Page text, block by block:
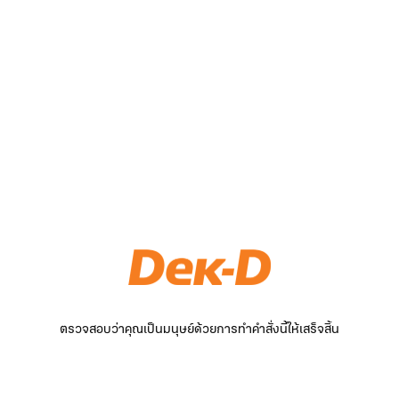
ตรวจสอบว่าคุณเป็นมนุษย์ด้วยการทำคำสั่งนี้ให้เสร็จสิ้น